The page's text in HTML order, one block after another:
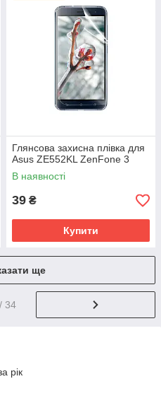
Глянсова захисна плівка для
Asus ZE552KL ZenFone 3
В наявності
39 ₴
Купити
ще
/ 34
рік